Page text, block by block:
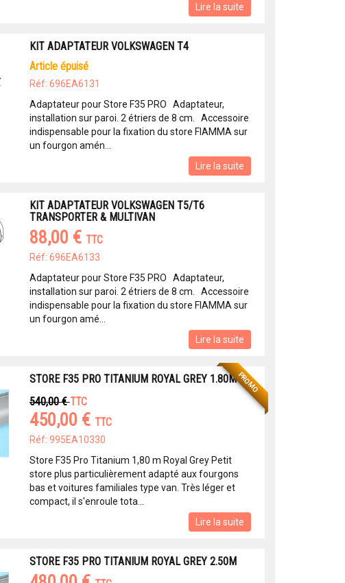
Lire la suite
KIT ADAPTATEUR VOLKSWAGEN T4
article épuisé
Réf: 696EA6131
Adaptateur pour Store F35 PRO Adaptateur,
installation sur paroi. 2 étriers de 8 cm. Accessoire
indispensable pour la fixation du store FIAMMA sur
un fourgon amén...
Lire la suite
KIT ADAPTATEUR VOLKSWAGEN T5/T6
TRANSPORTER & MULTIVAN
88,00 € TTC
Réf: 696EA6133
Adaptateur pour Store F35 PRO Adaptateur,
installation sur paroi. 2 étriers de 8 cm. Accessoire
indispensable pour la fixation du store FIAMMA sur
un fourgon amé...
Lire la suite
PROMO
STORE F35 PRO TITANIUM ROYAL GREY 1.80M
540,00 €TTC
450,00 € TTC
Réf: 995EA10330
Store F35 Pro Titanium 1,80 m Royal Grey Petit
store plus particulièrement adapté aux fourgons
bas et voitures familiales type van. Très léger et
compact, il s'enroule tota...
Lire la suite
STORE F35 PRO TITANIUM ROYAL GREY 2.50M